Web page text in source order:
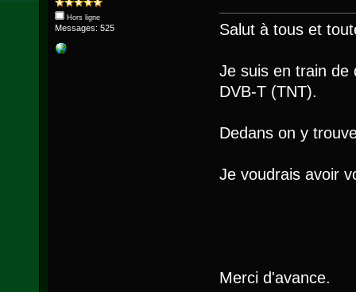
Hors ligne
Messages: 525 Salut à tous et
Je suis en train de
DVB-T (TNT).
Dedans on y
Je voudrais avoir
Merci d'avance.